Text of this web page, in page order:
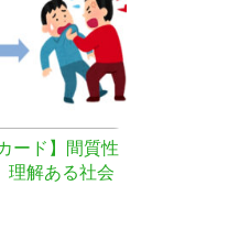
ード】間質性
理解ある社会